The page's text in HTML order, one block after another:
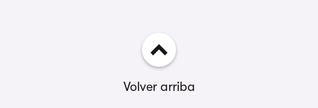
Volver arriba